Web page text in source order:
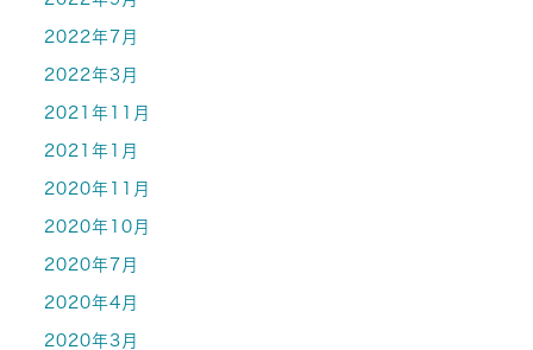
2022年7月
2022年3月
2021年11月
2021年1月
2020年11月
2020年10月
2020年7月
2020年4月
2020年3月